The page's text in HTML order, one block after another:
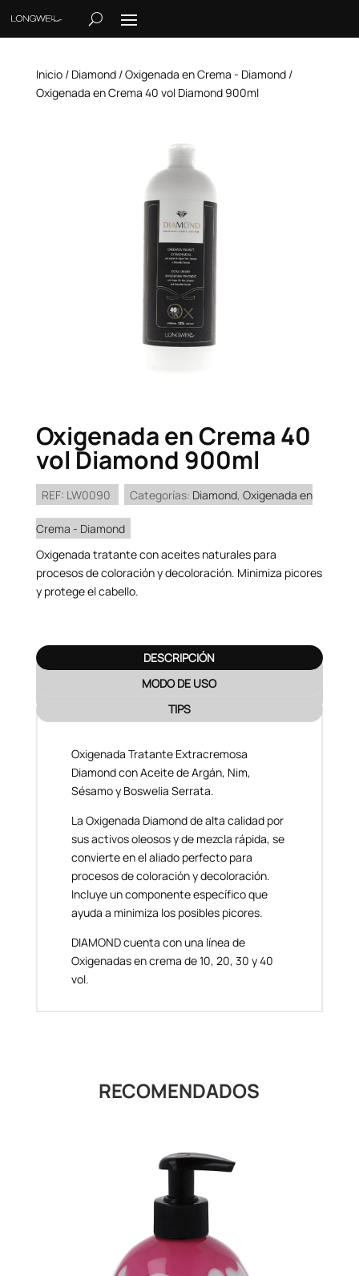
Inicio/ Diamond/Oxigenada en Crema - Diamond/
Oxigenada en Crema 40 vol Diamond 900ml
Oxigenada en Crema 40
vol Diamond 900ml
REF: LW0090 Categorías: Diamond, Oxigenada en
Crema - Diamond
Oxigenada tratante con aceites naturales para
procesos de coloración y decoloración. Minimiza picores
y protege el cabello.
DESCRIPCIÓN
MODO DE USO
TIPS
Oxigenada Tratante Extracremosa
Diamond con Aceite de Argán, Nim,
Sésamo y Boswelia Serrata.
La Oxigenada Diamond de alta calidad por
sus activos oleosos y de mezcla rápida, se
convierte en el aliado perfecto para
procesos de coloración y decoloración.
Incluye un componente específico que
ayuda a minimiza los posibles picores.
DIAMOND cuenta con una línea de
Oxigenadas en crema de 10, 20, 30 y 40
vol.
RECOMENDADOS